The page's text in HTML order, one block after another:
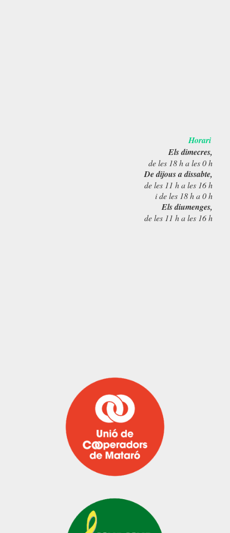
Horari
Els dimecres,
de les 18 h a les 0 h
De dijous a dissabte,
de les 11 h a les 16 h
i de les 18 h a 0 h
Els diumenges,
de les 11 h a les 16 h